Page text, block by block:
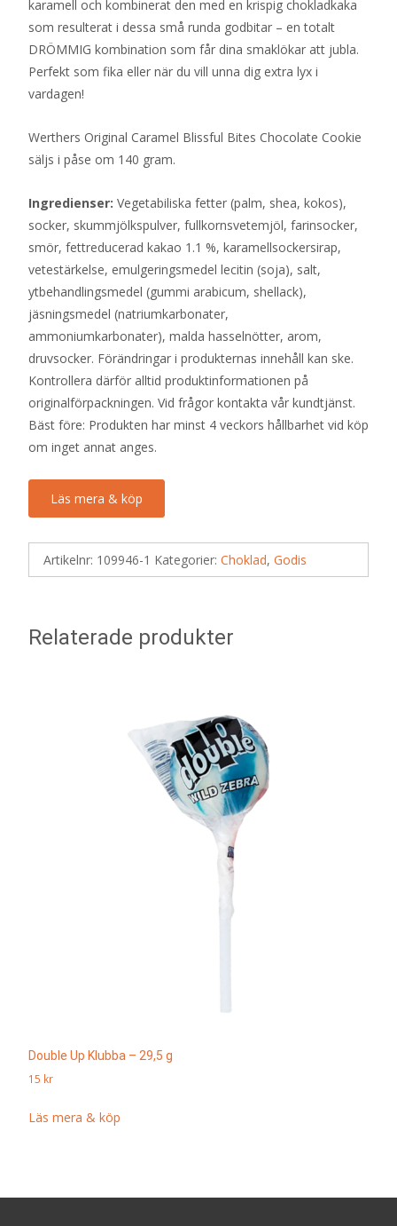
karamell och kombinerat den med en krispig chokladkaka
som resulterat i dessa små runda godbitar – en totalt
DRÖMMIG kombination som får dina smaklökar att jubla.
Perfekt som fika eller när du vill unna dig extra lyx i
vardagen!
Werthers Original Caramel Blissful Bites Chocolate Cookie
säljs i påse om 140 gram.
Ingredienser: Vegetabiliska fetter (palm, shea, kokos),
socker, skummjölkspulver, fullkornsvetemjöl, farinsocker,
smör, fettreducerad kakao 1.1 %, karamellsockersirap,
vetestärkelse, emulgeringsmedel lecitin (soja), salt,
ytbehandlingsmedel (gummi arabicum, shellack),
jäsningsmedel (natriumkarbonater,
ammoniumkarbonater), malda hasselnötter, arom,
druvsocker. Förändringar i produkternas innehåll kan ske.
Kontrollera därför alltid produktinformationen på
originalförpackningen. Vid frågor kontakta vår kundtjänst.
Bäst före: Produkten har minst 4 veckors hållbarhet vid köp
om inget annat anges.
Läs mera & köp
Artikelnr: 109946-1 Kategorier: Choklad, Godis
Relaterade produkter
Double Up Klubba – 29,5 g
15 kr
Läs mera & köp